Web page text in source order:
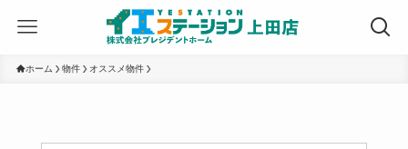
ホーム 物件 オススメ物件